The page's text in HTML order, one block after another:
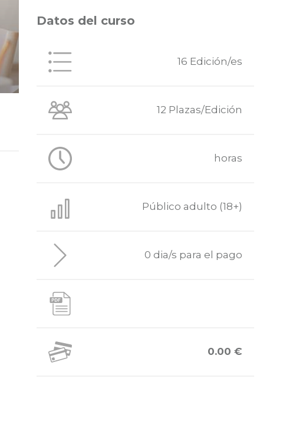
Datos del curso
16 Edición/es
12 Plazas/Edición
horas
Público adulto (18+)
0 dia/s para el pago
0.00 €